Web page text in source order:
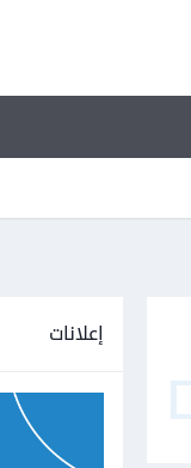
إعلانات